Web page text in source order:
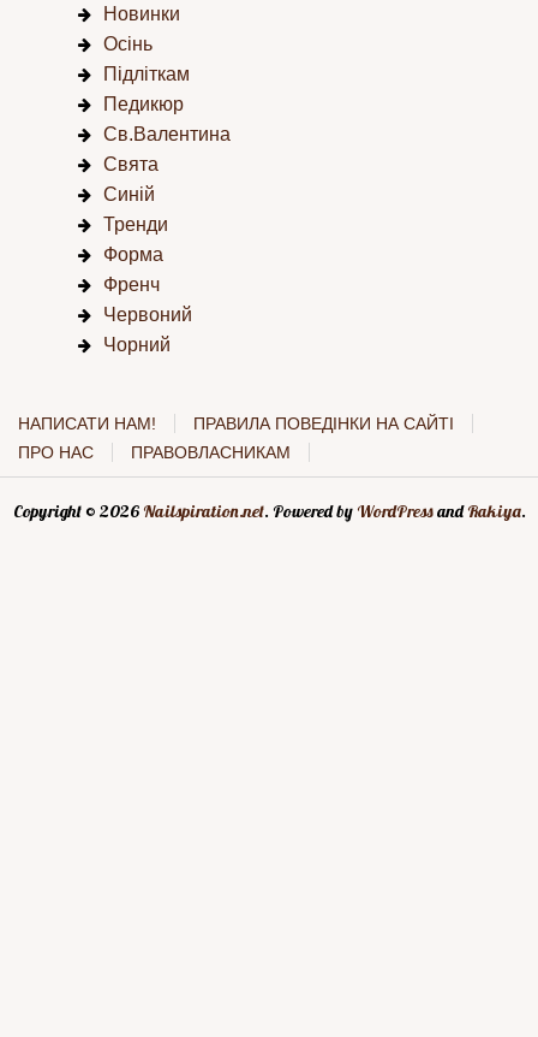
Новинки
Осінь
Підліткам
Педикюр
Св.Валентина
Свята
Синій
Тренди
Форма
Френч
Червоний
Чорний
НАПИСАТИ НАМ!
ПРАВИЛА ПОВЕДІНКИ НА САЙТІ
ПРО НАС
ПРАВОВЛАСНИКАМ
Copyright © 2026Nailspiration.net. Powered by WordPressandRakiya.